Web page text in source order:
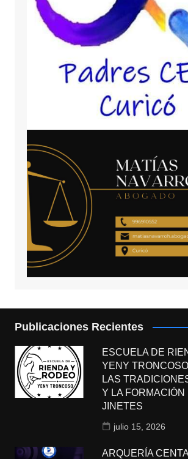
Publicaciones Recientes
ESCUELA DE
YENY
LAS
Y LA
JINETES
julio 15, 2026
ARQUERÍA